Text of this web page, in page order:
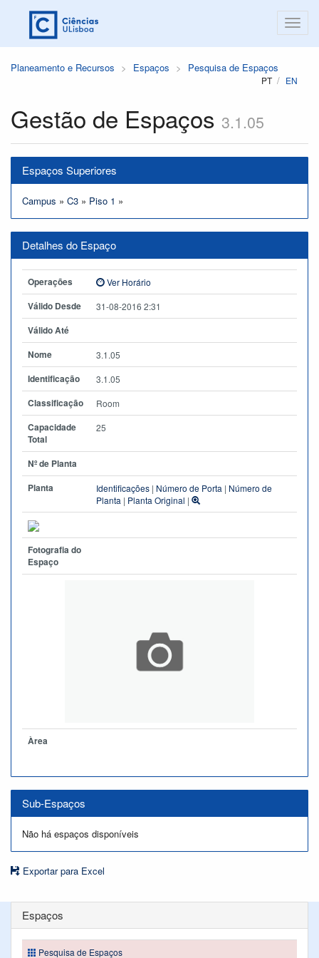
Planeamento e Recursos Espaços Pesquisa de Espaços
PT EN
Gestão de Espaços 3.1.05
Espaços Superiores
Campus » C3 » Piso 1 »
Detalhes do Espaço
Operações Ver Horário
Válido Desde 31-08-2016 2:31
Válido Até
Nome
3.1.05
Identificação 3.1.05
Classificação Room
Capacidade
Total
25
Nº de Planta
Planta
Identificações | Número de Porta | Número de
Planta | Planta Original |
Fotografia do
Espaço
Àrea
Sub-Espaços
Não há espaços disponíveis
Exportar para Excel
Espaços
Pesquisa de Espaços